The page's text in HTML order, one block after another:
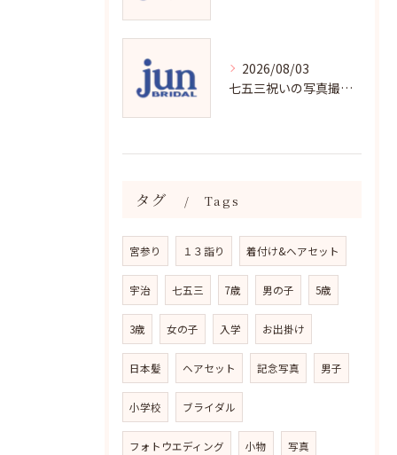
2026/08/03
七五三祝いの写真撮影で残す成長の瞬間
タグ Tags
宮参り １３詣り 着付け&ヘアセット
宇治 七五三 7歳 男の子 5歳
3歳 女の子 入学 お出掛け
日本髪 ヘアセット 記念写真 男子
小学校 ブライダル
フォトウエディング 小物 写真